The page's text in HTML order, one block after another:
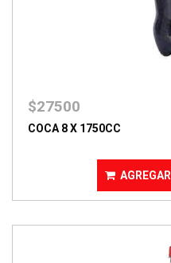
$27500
COCA 8 X 1750CC
AGREGAR